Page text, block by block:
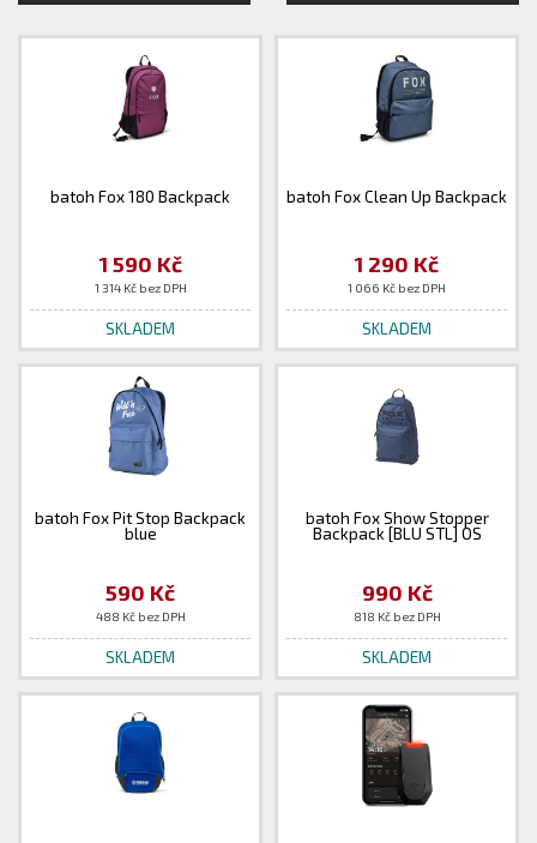
batoh Fox 180 Backpack
1 590 Kč
1 314 Kč bez DPH
SKLADEM
batoh Fox Clean Up Backpack
1 290 Kč
1 066 Kč bez DPH
SKLADEM
batoh Fox Pit Stop Backpack
blue
590 Kč
488 Kč bez DPH
SKLADEM
batoh Fox Show Stopper
Backpack [BLU STL] OS
990 Kč
818 Kč bez DPH
SKLADEM